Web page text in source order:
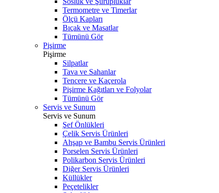
Termometre ve Timerlar
Ölçü Kapları
Bıçak ve Masatlar
Tümünü Gör
Pişirme
Pişirme
Silpatlar
Tava ve Sahanlar
Tencere ve Kaçerola
Pişirme Kağıtları ve Folyolar
Tümünü Gör
Servis ve Sunum
Servis ve Sunum
Şef Önlükleri
Çelik Servis Ürünleri
Ahşap ve Bambu Servis Ürünleri
Porselen Servis Ürünleri
Polikarbon Servis Ürünleri
Diğer Servis Ürünleri
Küllükler
Peçetelikler